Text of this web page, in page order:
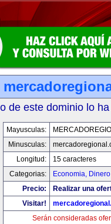
de este dominio lo
Mayusculas:
Minusculas:
Longitud:
15 caracteres
Categorias:
Economia,
Precio:
Realizar una
Visitar!
Serán consideradas